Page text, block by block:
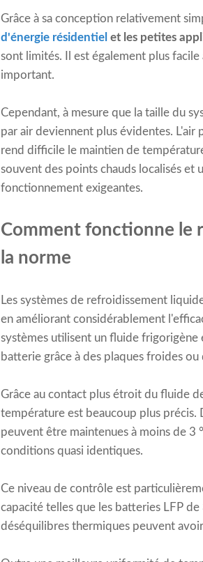
Grâce à sa conception relativement
d'énergie résidentiel et les petites
sont limités. Il est également plus
important.
Cependant, à mesure que la taille du
par air deviennent plus évidentes.
rend difficile le maintien de
souvent des points chauds localisés et
fonctionnement exigeantes.
Comment fonctionne le
la norme
Les systèmes de refroidissement
en améliorant considérablement
systèmes utilisent un fluide frigorigène
batterie grâce à des plaques froides ou
Grâce au contact plus étroit du fluide
température est beaucoup plus précis.
peuvent être maintenues à moins de 3
conditions quasi identiques.
Ce niveau de contrôle est
capacité telles que les batteries LFP
déséquilibres thermiques peuvent